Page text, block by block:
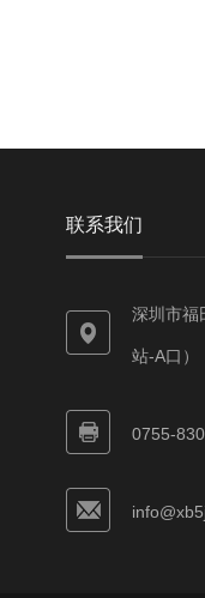
联系我们
深圳市福
站-A口）
0755-